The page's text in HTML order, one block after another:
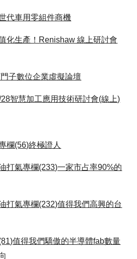
代車用零組件商機
化生產！Renishaw 線上研討會
子數位企業虛擬論壇
28智慧加工應用技術研討會(線上)
欄(56)終極證人
打氣專欄(233)一家市占率90%的
打氣專欄(232)值得我們高興的台
值得我們驕傲的半導體fab數量